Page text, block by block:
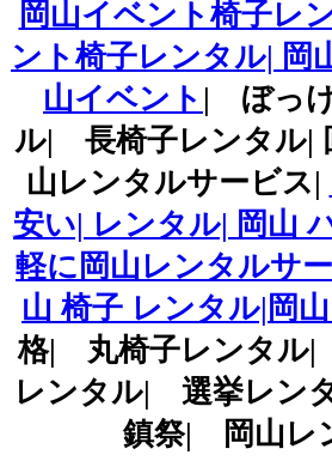
岡山イベント椅子レ
ント椅子レンタル| 岡
山イベント | ぼっけ
ル| 長椅子レンタル|
山レンタルサービス|
安い| レンタル| 岡山
軽に岡山レンタルサ
山 椅子 レンタル|岡
格| 丸椅子レンタル
レンタル| 選挙レン
鎮祭| 岡山レ